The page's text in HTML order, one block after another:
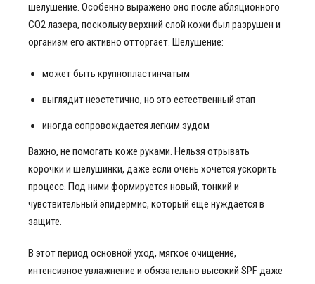
шелушение. Особенно выражено оно после абляционного
СО2 лазера, поскольку верхний слой кожи был разрушен и
организм его активно отторгает. Шелушение:
может быть крупнопластинчатым
выглядит неэстетично, но это естественный этап
иногда сопровождается легким зудом
Важно, не помогать коже руками. Нельзя отрывать
корочки и шелушинки, даже если очень хочется ускорить
процесс. Под ними формируется новый, тонкий и
чувствительный эпидермис, который еще нуждается в
защите.
В этот период основной уход, мягкое очищение,
интенсивное увлажнение и обязательно высокий SPF даже